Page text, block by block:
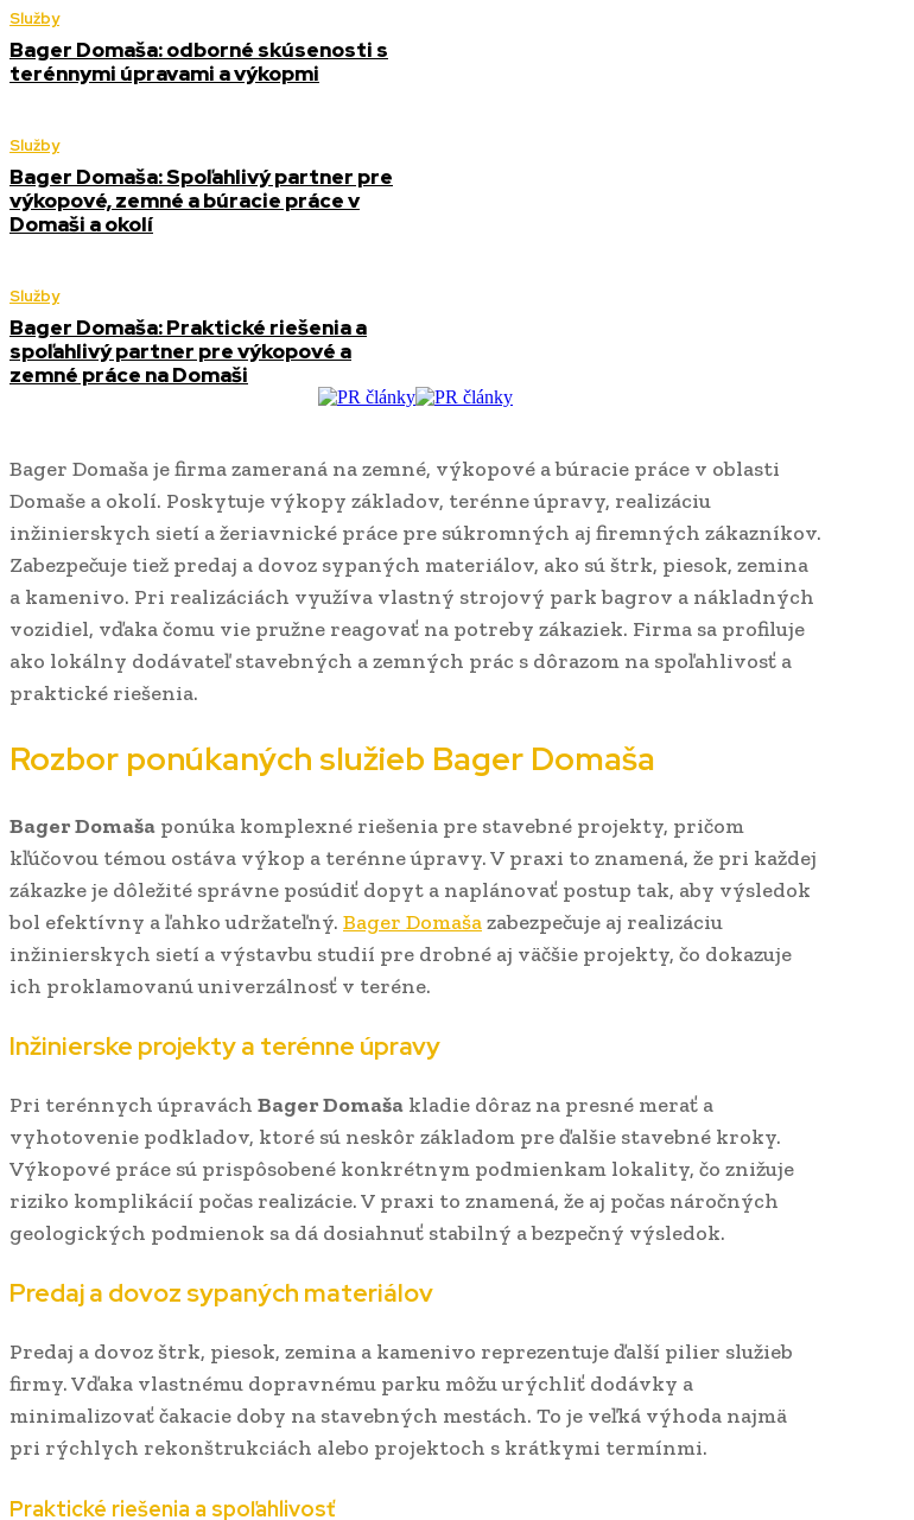
Služby
Bager Domaša: odborné skúsenosti s
terénnymi úpravami a výkopmi
Služby
Bager Domaša: Spoľahlivý partner pre
výkopové, zemné a búracie práce v
Domaši a okolí
Služby
Bager Domaša: Praktické riešenia a
spoľahlivý partner pre výkopové a
zemné práce na Domaši
Bager Domaša je firma zameraná na zemné, výkopové a búracie práce v oblasti
Domaše a okolí. Poskytuje výkopy základov, terénne úpravy, realizáciu
inžinierskych sietí a žeriavnické práce pre súkromných aj firemných zákazníkov.
Zabezpečuje tiež predaj a dovoz sypaných materiálov, ako sú štrk, piesok, zemina
a kamenivo. Pri realizáciách využíva vlastný strojový park bagrov a nákladných
vozidiel, vďaka čomu vie pružne reagovať na potreby zákaziek. Firma sa profiluje
ako lokálny dodávateľ stavebných a zemných prác s dôrazom na spoľahlivosť a
praktické riešenia.
Rozbor ponúkaných služieb Bager Domaša
Bager Domaša ponúka komplexné riešenia pre stavebné projekty, pričom
kľúčovou témou ostáva výkop a terénne úpravy. V praxi to znamená, že pri každej
zákazke je dôležité správne posúdiť dopyt a naplánovať postup tak, aby výsledok
bol efektívny a ľahko udržateľný. Bager Domašazabezpečuje aj realizáciu
inžinierskych sietí a výstavbu studií pre drobné aj väčšie projekty, čo dokazuje
ich proklamovanú univerzálnosť v teréne.
Inžinierske projekty a terénne úpravy
Pri terénnych úpravách Bager Domaša kladie dôraz na presné merať a
vyhotovenie podkladov, ktoré sú neskôr základom pre ďalšie stavebné kroky.
Výkopové práce sú prispôsobené konkrétnym podmienkam lokality, čo znižuje
riziko komplikácií počas realizácie. V praxi to znamená, že aj počas náročných
geologických podmienok sa dá dosiahnuť stabilný a bezpečný výsledok.
Predaj a dovoz sypaných materiálov
Predaj a dovoz štrk, piesok, zemina a kamenivo reprezentuje ďalší pilier služieb
firmy. Vďaka vlastnému dopravnému parku môžu urýchliť dodávky a
minimalizovať čakacie doby na stavebných mestách. To je veľká výhoda najmä
pri rýchlych rekonštrukciách alebo projektoch s krátkymi termínmi.
Praktické riešenia a spoľahlivosť